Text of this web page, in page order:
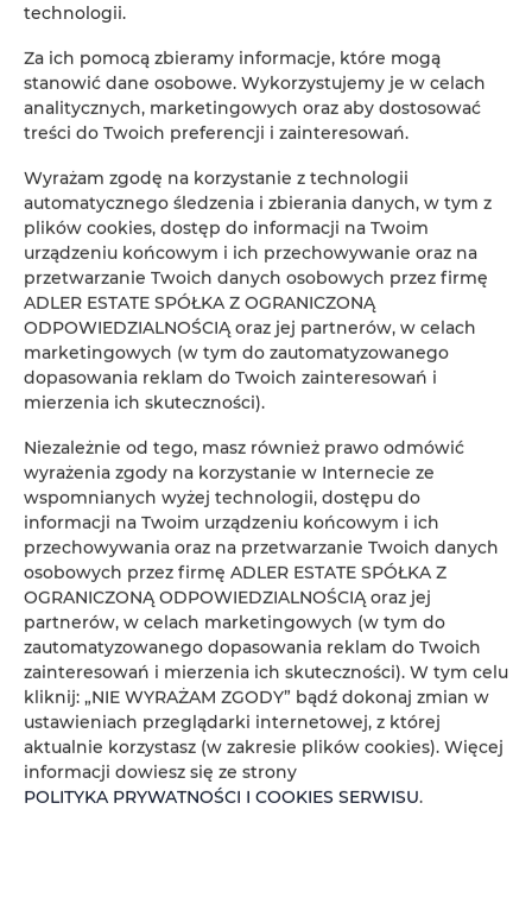
Rezerwacja online
Lokalizacja
Początek
Koniec
Osoby
SPRAWDŹ DOSTĘPNOŚĆ
FILTROWANIE
ADLER ESTATE Sp. z
o.o.
1 oferta
technologii.
Za ich pomocą zbieramy informacje, które mogą
stanowić dane osobowe. Wykorzystujemy je w celach
analitycznych, marketingowych oraz aby dostosować
treści do Twoich preferencji i zainteresowań.
Wyrażam zgodę na korzystanie z technologii
automatycznego śledzenia i zbierania danych, w tym z
plików cookies, dostęp do informacji na Twoim
urządzeniu końcowym i ich przechowywanie oraz na
przetwarzanie Twoich danych osobowych przez firmę
ADLER ESTATE SPÓŁKA Z OGRANICZONĄ
ODPOWIEDZIALNOŚCIĄ oraz jej partnerów, w celach
marketingowych (w tym do zautomatyzowanego
dopasowania reklam do Twoich zainteresowań i
mierzenia ich skuteczności).
Niezależnie od tego, masz również prawo odmówić
wyrażenia zgody na korzystanie w Internecie ze
wspomnianych wyżej technologii, dostępu do
informacji na Twoim urządzeniu końcowym i ich
przechowywania oraz na przetwarzanie Twoich danych
osobowych przez firmę ADLER ESTATE SPÓŁKA Z
OGRANICZONĄ ODPOWIEDZIALNOŚCIĄ oraz jej
partnerów, w celach marketingowych (w tym do
zautomatyzowanego dopasowania reklam do Twoich
zainteresowań i mierzenia ich skuteczności). W tym celu
kliknij: „NIE WYRAŻAM ZGODY” bądź dokonaj zmian w
ustawieniach przeglądarki internetowej, z której
aktualnie korzystasz (w zakresie plików cookies). Więcej
informacji dowiesz się ze strony
POLITYKA PRYWATNOŚCI I COOKIES SERWISU.